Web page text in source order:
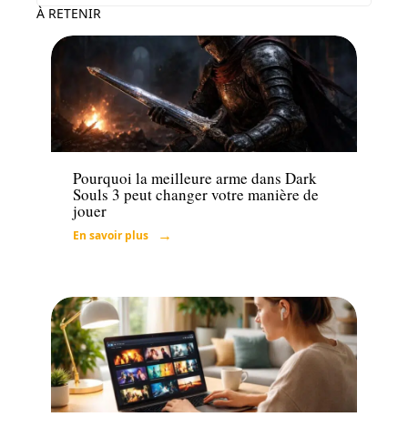
À RETENIR
Tech
Pourquoi la meilleure arme dans Dark
Souls 3 peut changer votre manière de
jouer
En savoir plus
Actu